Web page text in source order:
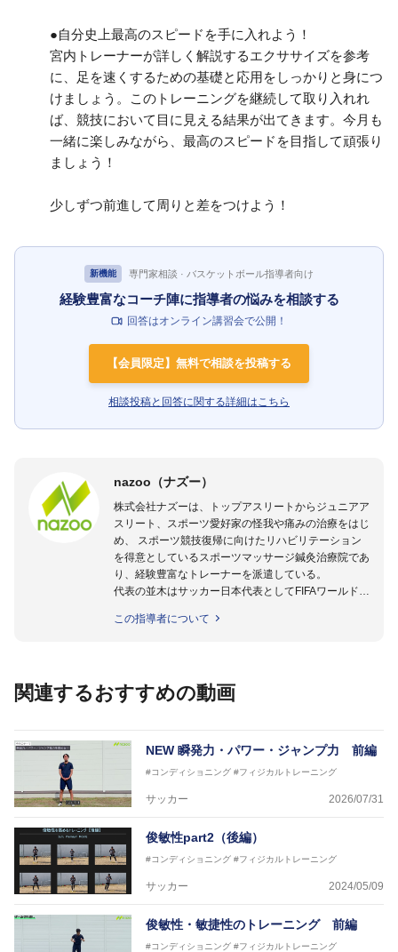
●自分史上最高のスピードを手に入れよう！
宮内トレーナーが詳しく解説するエクササイズを参考
に、足を速くするための基礎と応用をしっかりと身につ
けましょう。このトレーニングを継続して取り入れれ
ば、競技において目に見える結果が出てきます。今月も
一緒に楽しみながら、最高のスピードを目指して頑張り
ましょう！
少しずつ前進して周りと差をつけよう！
新機能 専門家相談 · バスケットボール指導者向け
経験豊富なコーチ陣に指導者の悩みを相談する
回答はオンライン講習会で公開！
【会員限定】無料で相談を投稿する
相談投稿と回答に関する詳細はこちら
nazoo（ナズー）
株式会社ナズーは、トップアスリートからジュニアア
スリート、スポーツ愛好家の怪我や痛みの治療をはじ
め、 スポーツ競技復帰に向けたリハビリテーション
を得意としているスポーツマッサージ鍼灸治療院であ
り、経験豊富なトレーナーを派遣している。
代表の並木はサッカー日本代表としてFIFAワールドカ
のほかU-23日本代表のアスレティックトレーナーと
世代のサッカーを中心に、WJBL、社会人ラグビー、
を派遣している。
さらには講演会やセミナー、専門学校などの教育機関
に講師を派遣するなど後進育成にも力を入れている。
「一人一人の健康な人生をサポートする」を企業理念
として掲げ、世の中の人々の『健康』をあらゆる方向
からサポートし、一人一人の「楽しく、豊かに、生き
生きと」生きる、そんな『健康な人生』をサポートし
ている。
この指導者について
関連するおすすめの動画
NEW 瞬発力・パワー・ジャンプ力 前編
#コンディショニング #フィジカルトレーニング
サッカー 2026/07/31
俊敏性part2（後編）
#コンディショニング #フィジカルトレーニング
サッカー 2024/05/09
俊敏性・敏捷性のトレーニング 前編
#コンディショニング #フィジカルトレーニング